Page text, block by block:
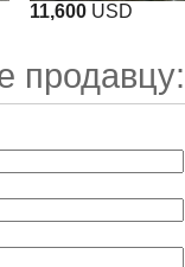
11,600 USD